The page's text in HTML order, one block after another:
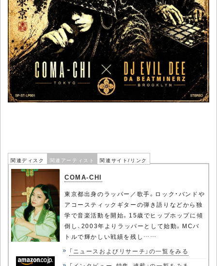
関連ディスク 関連アーティスト 関連サイト/リンク
COMA-CHI
東京都出身のラッパー／歌手。ロック・バンドや
アコースティックギターの弾き語りなどから独
学で音楽活動を開始。15歳でヒップホップに傾
倒し、2003年よりラッパーとして始動。MCバ
トルで輝かしい戦績を残し……
「ニュースおよびリサーチ」の一覧をみる